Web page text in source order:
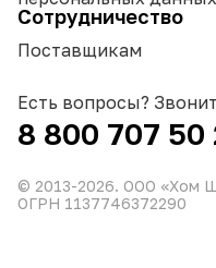
Сотрудничество
Поставщикам
Есть вопросы?
8 800 707 50
© 2013-2026. ООО «Хом
ОГРН 1137746372290